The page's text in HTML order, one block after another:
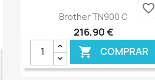
Ver+
Brother TN900 C
216,90 €
 COMPRAR
favorite_border